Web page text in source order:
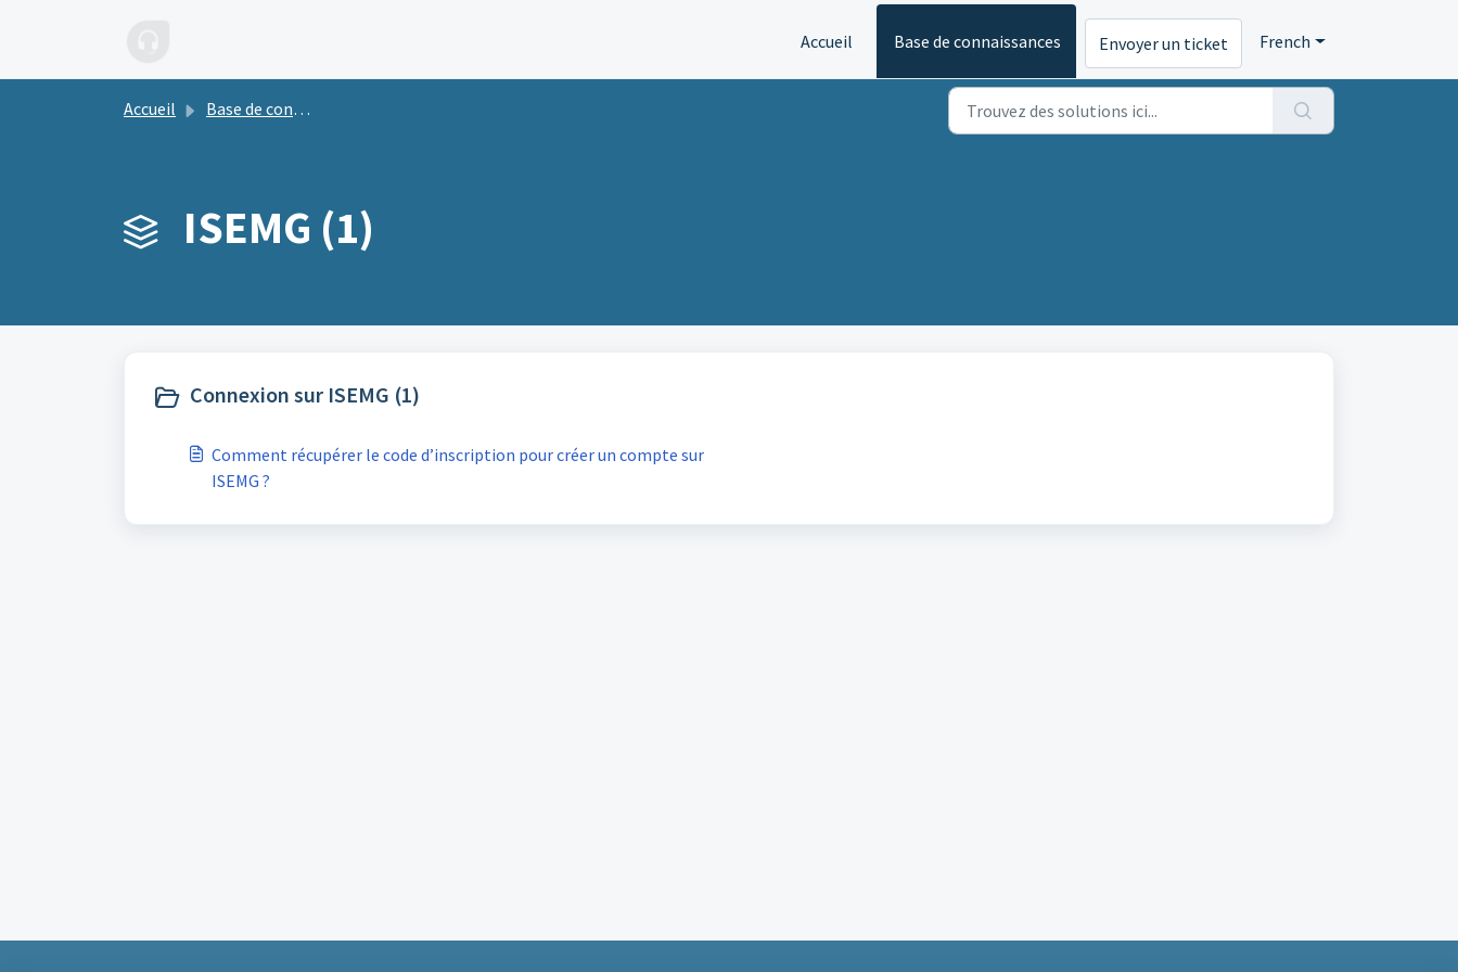
Accueil
Base de connaissances Envoyer un ticket French
Accueil Base de connaissances
ISEMG (1)
Connexion sur ISEMG (1)
Comment récupérer le code d’inscription pour créer un compte sur
ISEMG ?